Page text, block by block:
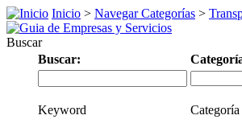
Inicio > Navegar Categorías >
Buscar
Buscar:
Keyword